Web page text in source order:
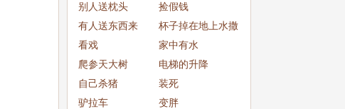
别人送枕头
捡假钱
有人送东西来
杯子掉在地上水撒
了一
看戏
家中有水
爬参天大树
电梯的升降
自己杀猪
装死
驴拉车
变胖